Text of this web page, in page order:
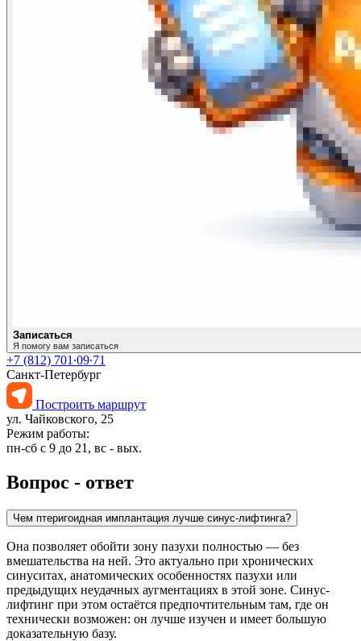
Записаться
Я помогу вам записаться
+7 (812) 701∙09∙71
Санкт-Петербург
Построить маршрут
ул. Чайковского, 25
Режим работы:
пн-сб с 9 до 21, вс - вых.
Вопрос - ответ
Чем птеригоидная имплантация лучше синус-лифтинга?
Она позволяет обойти зону пазухи полностью — без
вмешательства на ней. Это актуально при хронических
синуситах, анатомических особенностях пазухи или
предыдущих неудачных аугментациях в этой зоне. Синус-
лифтинг при этом остаётся предпочтительным там, где он
технически возможен: он лучше изучен и имеет большую
доказательную базу.